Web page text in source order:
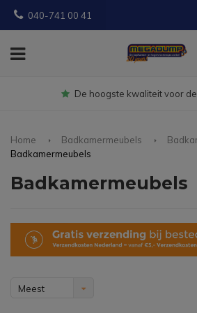
040-741 00 41
Gratisbezorgd
Home Badkamermeubels
Badkamermeubels
Badkamermeubels
Meest